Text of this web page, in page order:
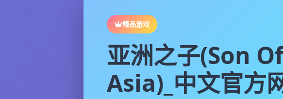
精品游戏
亚洲之子(Son
Asia)_中文官方